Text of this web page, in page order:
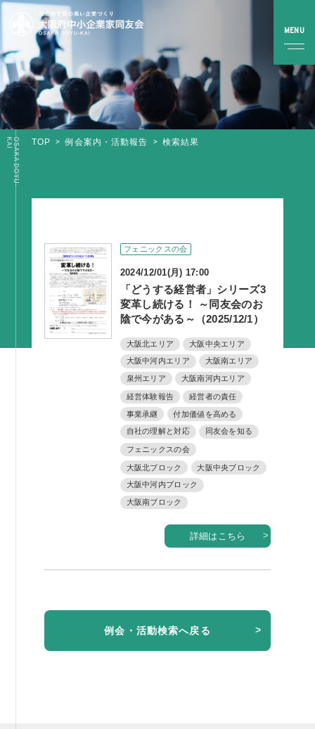
調査・資料・提言
活動内容
同好会活動
同友会の地域づくり
産官学連携
キャリア教育
TOP 例会案内・活動報告 検索結果
O
S
A
K
A
D
O
Y
U
-
K
A
I
フェニックスの会
2024/12/01(月) 17:00
「どうする経営者」シリーズ3
変革し続ける！ ～同友会のお
陰で今がある～（2025/12/1）
大阪北エリア 大阪中央エリア
大阪中河内エリア 大阪南エリア
泉州エリア 大阪南河内エリア
経営体験報告 経営者の責任
事業承継 付加価値を高める
自社の理解と対応 同友会を知る
フェニックスの会
大阪北ブロック 大阪中央ブロック
大阪中河内ブロック
大阪南ブロック
詳細はこちら
例会・活動検索へ戻る